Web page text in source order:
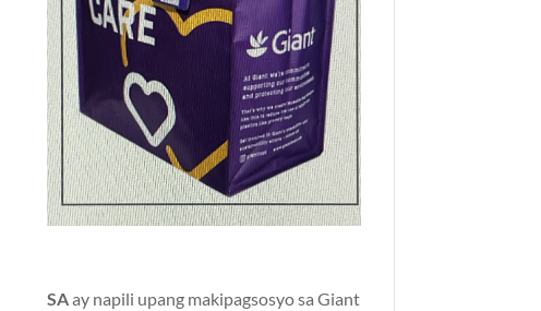
SAay napili upang makipagsosyo sa Giant